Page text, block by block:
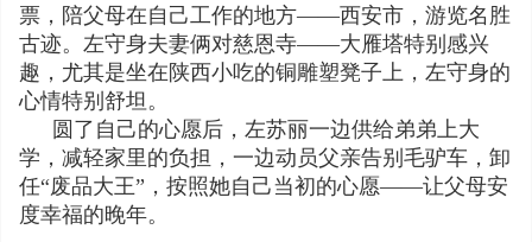
票，陪父母在自己工作的地方——西安市，游览名胜
古迹。左守身夫妻俩对慈恩寺——大雁塔特别感兴
趣，尤其是坐在陕西小吃的铜雕塑凳子上，左守身的
心情特别舒坦。
圆了自己的心愿后，左苏丽一边供给弟弟上大
学，减轻家里的负担，一边动员父亲告别毛驴车，卸
任“废品大王”，按照她自己当初的心愿——让父母安
度幸福的晚年。